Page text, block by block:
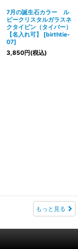
7月の誕生石カラー ル
ビークリスタルガラスネ
クタイピン（タイバー）
【名入れ可】
[birthtie-
07]
3,850円(税込)
もっと見る